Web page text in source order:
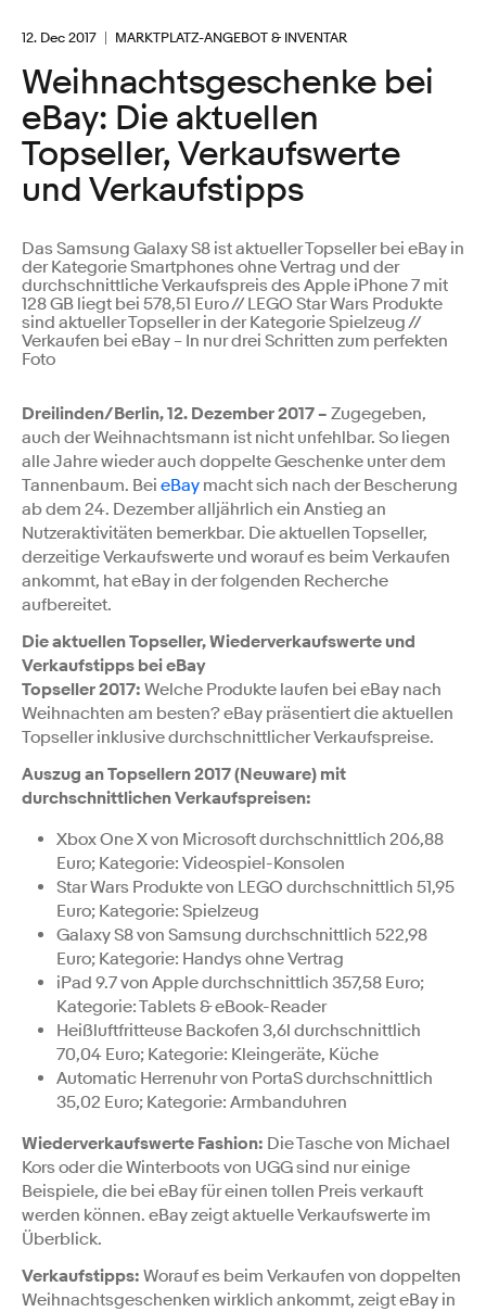
12. Dec 2017 MARKTPLATZ-ANGEBOT & INVENTAR
Weihnachtsgeschenke bei
eBay: Die aktuellen
Topseller, Verkaufswerte
und Verkaufstipps
Das Samsung Galaxy S8 ist aktueller Topseller bei eBay in
der Kategorie Smartphones ohne Vertrag und der
durchschnittliche Verkaufspreis des Apple iPhone 7 mit
128 GB liegt bei 578,51 Euro // LEGO Star Wars Produkte
sind aktueller Topseller in der Kategorie Spielzeug //
Verkaufen bei eBay – In nur drei Schritten zum perfekten
Foto
Dreilinden/Berlin, 12. Dezember 2017 – Zugegeben,
auch der Weihnachtsmann ist nicht unfehlbar. So liegen
alle Jahre wieder auch doppelte Geschenke unter dem
Tannenbaum. Bei eBay macht sich nach der Bescherung
ab dem 24. Dezember alljährlich ein Anstieg an
Nutzeraktivitäten bemerkbar. Die aktuellen Topseller,
derzeitige Verkaufswerte und worauf es beim Verkaufen
ankommt, hat eBay in der folgenden Recherche
aufbereitet.
Die aktuellen Topseller, Wiederverkaufswerte und
Verkaufstipps bei eBay
Topseller 2017: Welche Produkte laufen bei eBay nach
Weihnachten am besten? eBay präsentiert die aktuellen
Topseller inklusive durchschnittlicher Verkaufspreise.
Auszug an Topsellern 2017 (Neuware) mit
durchschnittlichen Verkaufspreisen:
Xbox One X von Microsoft durchschnittlich 206,88
Euro; Kategorie: Videospiel-Konsolen
Star Wars Produkte von LEGO durchschnittlich 51,95
Euro; Kategorie: Spielzeug
Galaxy S8 von Samsung durchschnittlich 522,98
Euro; Kategorie: Handys ohne Vertrag
iPad 9.7 von Apple durchschnittlich 357,58 Euro;
Kategorie: Tablets & eBook-Reader
Heißluftfritteuse Backofen 3,6l durchschnittlich
70,04 Euro; Kategorie: Kleingeräte, Küche
Automatic Herrenuhr von PortaS durchschnittlich
35,02 Euro; Kategorie: Armbanduhren
Wiederverkaufswerte Fashion: Die Tasche von Michael
Kors oder die Winterboots von UGG sind nur einige
Beispiele, die bei eBay für einen tollen Preis verkauft
werden können. eBay zeigt aktuelle Verkaufswerte im
Überblick.
Verkaufstipps: Worauf es beim Verkaufen von doppelten
Weihnachtsgeschenken wirklich ankommt, zeigt eBay in